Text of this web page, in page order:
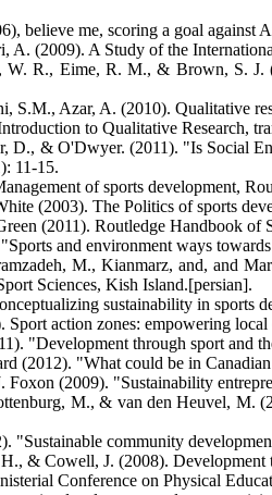
believe me, scoring a goal against
A. (2009). A Study of the
R., Eime, R. M., & Brown, S. J.
S.M., Azar, A. (2010). Qualitative
to Qualitative Research,
D., & O'Dwyer. (2011). "Is Social
11-15.
of sports development,
(2003). The Politics of sports
(2011). Routledge Handbook of
and environment ways
M., Kianmarz, and, and
Sciences, Kish Island.[persian].
sustainability in sports
action zones: empowering
"Development through sport and
(2012). "What could be‌ in
(2009). "Sustainability
M., & van den Heuvel, M.
"Sustainable community
& Cowell, J. (2008). Development
Conference on Physical